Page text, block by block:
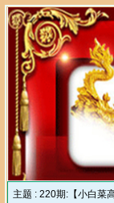
主题 : 220期:【小白菜